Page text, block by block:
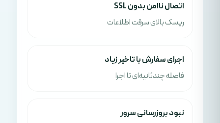
اتصال ناامن بدون SSL
ریسک بالای سرقت اطلاعات
اجرای سفارش با تاخیر زیاد
فاصله چندثانیه‌ای تا اجرا
نبود بروزرسانی سرور